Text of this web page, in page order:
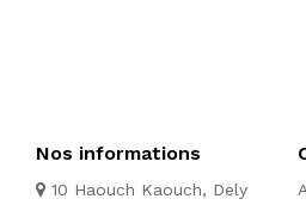
Nos informations
10 Haouch Kaouch, Dely